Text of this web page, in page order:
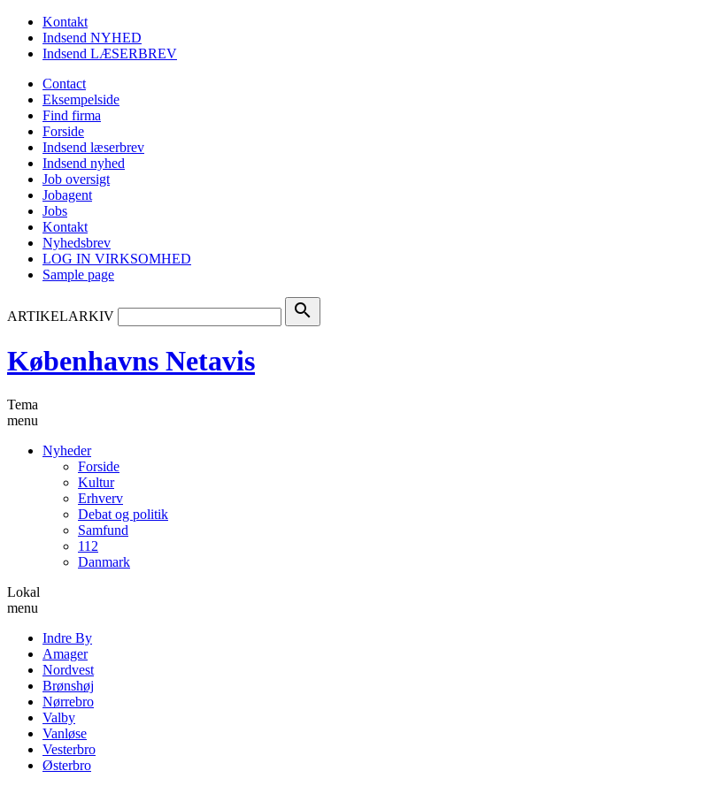
Kontakt
Indsend NYHED
Indsend LÆSERBREV
Contact
Eksempelside
Find firma
Forside
Indsend læserbrev
Indsend nyhed
Job oversigt
Jobagent
Jobs
Kontakt
Nyhedsbrev
LOG IN VIRKSOMHED
Sample page
ARTIKELARKIV search
Københavns Netavis
Tema
menu
Nyheder
Forside
Kultur
Erhverv
Debat og politik
Samfund
112
Danmark
Lokal
menu
Indre By
Amager
Nordvest
Brønshøj
Nørrebro
Valby
Vanløse
Vesterbro
Østerbro